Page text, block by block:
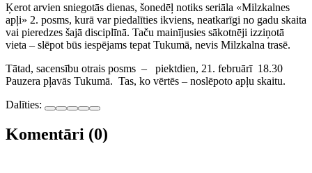
Ķerot arvien sniegotās dienas, šonedēļ notiks seriāla «Milzkalnes
apļi» 2. posms, kurā var piedalīties ikviens, neatkarīgi no gadu skaita
vai pieredzes šajā disciplīnā. Taču mainījusies sākotnēji izziņotā
vieta – slēpot būs iespējams tepat Tukumā, nevis Milzkalna trasē.
Tātad, sacensību otrais posms – piektdien, 21. februārī 18.30
Pauzera pļavās Tukumā. Tas, ko vērtēs – noslēpoto apļu skaitu.
Dalīties:
Komentāri (0)